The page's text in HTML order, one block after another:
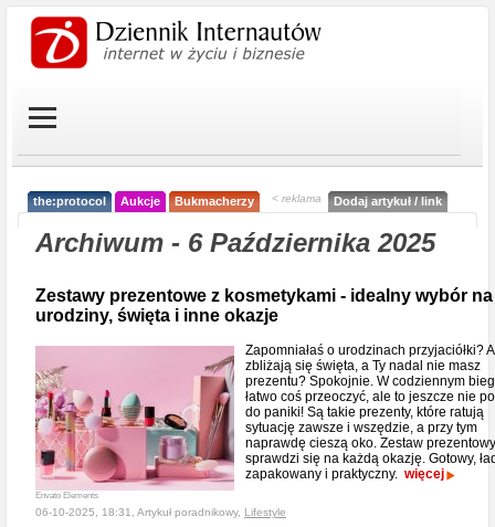
the:protocol Aukcje Bukmacherzy < reklama Dodaj artykuł / link
Archiwum - 6 Października 2025
Zestawy prezentowe z kosmetykami - idealny wybór na
urodziny, święta i inne okazje
Envato Elements
Zapomniałaś o urodzinach przyjaciółki?
zbliżają się święta, a Ty nadal nie masz
prezentu? Spokojnie. W codziennym
łatwo coś przeoczyć, ale to jeszcze nie
do paniki! Są takie prezenty, które ratują
sytuację zawsze i wszędzie, a przy tym
naprawdę cieszą oko. Zestaw prezentowy
sprawdzi się na każdą okazję. Gotowy,
zapakowany i praktyczny. więcej
06-10-2025, 18:31, Artykuł poradnikowy, Lifestyle